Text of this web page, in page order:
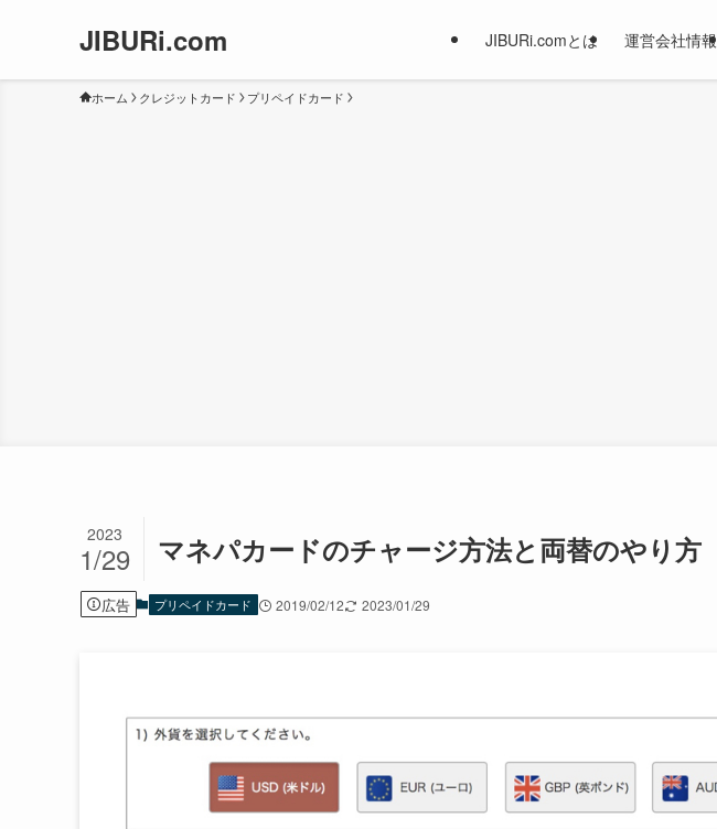
JIBURi.com JIBURi.comとは 運営会社情報
ホーム クレジットカード プリペイドカード
マネパカードのチャージ方法と両替のやり方
2023
1/29
広告 プリペイドカード 2019/02/12 2023/01/29